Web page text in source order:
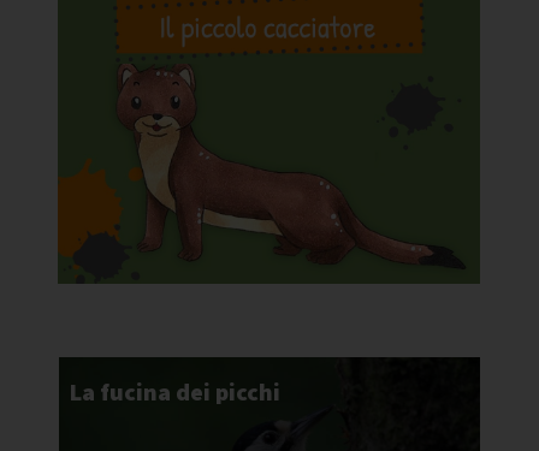
La fucina dei picchi